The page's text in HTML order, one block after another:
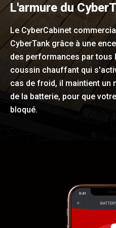
L'armure du
Le CyberCabinet
CyberTank grâce à une
des performances par tous
coussin chauffant qui
cas de froid, il maintient un
de la batterie, pour que
bloqué.